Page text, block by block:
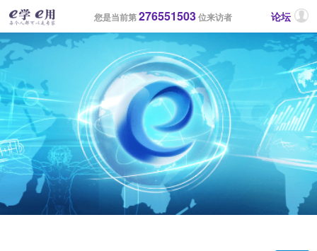
您是当前第276551503位来访者 论坛